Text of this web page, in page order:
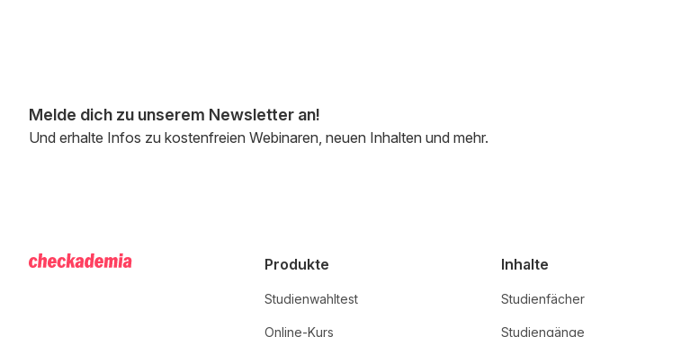
Melde dich zu unserem Newsletter an!
Und erhalte Infos zu kostenfreien Webinaren, neuen Inhalten und mehr.
Produkte
Studienwahltest
Online-Kurs
Inhalte
Studienfächer
Studiengänge